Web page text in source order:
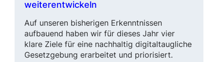
weiterentwickeln
Auf unseren bisherigen Erkennt­nis­sen
aufbauend haben wir für dieses Jahr vier
klare Ziele für eine nachhal­tig digital­taug­liche
Gesetzgebung erarbeitet und priorisiert.